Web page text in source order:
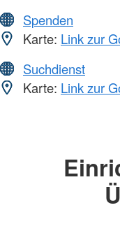
Spenden
Karte: Link zur
Suchdienst
Karte: Link zur